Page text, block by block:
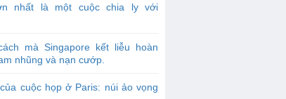
nhất là một cuộc chia ly với
mà Singapore kết liễu hoàn
nhũng và nạn cướp.
cuộc họp ở Paris: núi ảo vọng